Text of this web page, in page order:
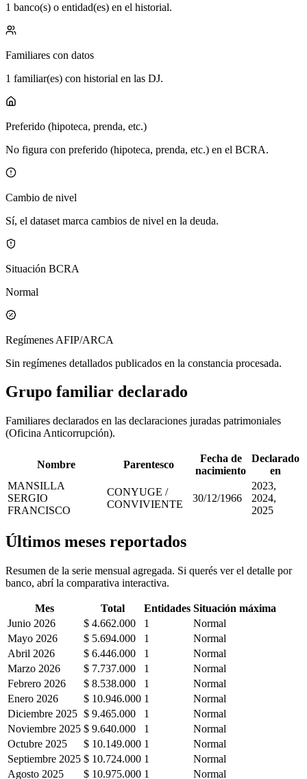
1 banco(s) o entidad(es) en el historial.
Familiares con datos
1 familiar(es) con historial en las DJ.
Preferido (hipoteca, prenda, etc.)
No figura con preferido (hipoteca, prenda, etc.) en el BCRA.
Cambio de nivel
Sí, el dataset marca cambios de nivel en la deuda.
Situación BCRA
Normal
Regímenes AFIP/ARCA
Sin regímenes detallados publicados en la constancia procesada.
Grupo familiar declarado
Familiares declarados en las declaraciones juradas patrimoniales
(Oficina Anticorrupción).
Nombre Parentesco
Fecha de
nacimiento
Declarado
en
MANSILLA
SERGIO
FRANCISCO
CONYUGE /
CONVIVIENTE
30/12/1966
2023,
2024,
2025
Últimos meses reportados
Resumen de la serie mensual agregada. Si querés ver el detalle por
banco, abrí la comparativa interactiva.
Mes Total Entidades Situación máxima
Junio 2026
$ 4.662.000 1
Normal
Mayo 2026
$ 5.694.000 1
Normal
Abril 2026
$ 6.446.000 1
Normal
Marzo 2026
$ 7.737.000 1
Normal
Febrero 2026
$ 8.538.000 1
Normal
Enero 2026
$ 10.946.000 1
Normal
Diciembre 2025 $ 9.465.000 1
Normal
Noviembre 2025 $ 9.640.000 1
Normal
Octubre 2025
$ 10.149.000 1
Normal
Septiembre 2025 $ 10.724.000 1
Normal
Agosto 2025
$ 10.975.000 1 Normal